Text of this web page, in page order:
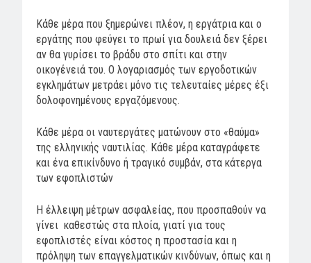
Κάθε μέρα που ξημερώνει πλέον, η εργάτρια και ο
εργάτης που φεύγει το πρωί για δουλειά δεν ξέρει
αν θα γυρίσει το βράδυ στο σπίτι και στην
οικογένειά του. Ο λογαριασμός των εργοδοτικών
εγκλημάτων μετράει μόνο τις τελευταίες μέρες έξι
δολοφονημένους εργαζόμενους.
Κάθε μέρα οι ναυτεργάτες ματώνουν στο «θαύμα»
της ελληνικής ναυτιλίας. Κάθε μέρα καταγράφετε
και ένα επικίνδυνο ή τραγικό συμβάν, στα κάτεργα
των εφοπλιστών
Η έλλειψη μέτρων ασφαλείας, που προσπαθούν να
γίνει καθεστώς στα πλοία, γιατί για τους
εφοπλιστές είναι κόστος η προστασία και η
πρόληψη των επαγγελματικών κινδύνων, όπως και η